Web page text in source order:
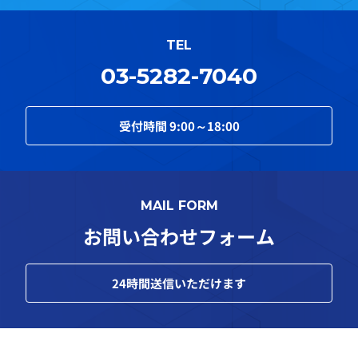
TEL
03-5282-7040
受付時間9:00～18:00
MAIL FORM
お問い合わせフォーム
24時間送信いただけます